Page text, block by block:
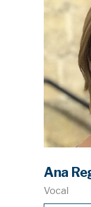
Ana
Vocal